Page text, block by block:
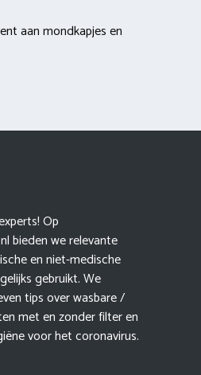
aan mondkapjes en
Op
bieden we relevante
en niet-medische
gebruikt. We
tips over wasbare /
met en zonder filter en
voor het coronavirus.